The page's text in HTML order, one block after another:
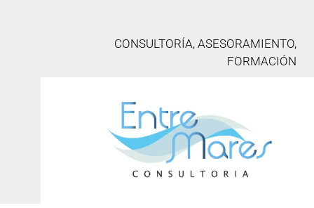
CONSULTORÍA, ASESORAMIENTO,
FORMACIÓN